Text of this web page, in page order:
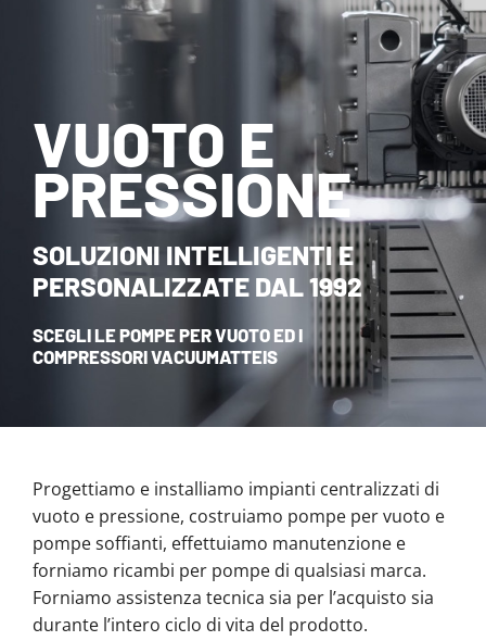
HOME
VUOTO E
PRESSIONE
SOLUZIONI INTELLIGENTI E
PERSONALIZZATE DAL 1992
SCEGLI LE POMPE PER VUOTO ED I
COMPRESSORI VACUUMATTEIS
Progettiamo e installiamo impianti centralizzati di
vuoto e pressione, costruiamo pompe per vuoto e
pompe soffianti, effettuiamo manutenzione e
forniamo ricambi per pompe di qualsiasi marca.
Forniamo assistenza tecnica sia per l’acquisto sia
durante l’intero ciclo di vita del prodotto.